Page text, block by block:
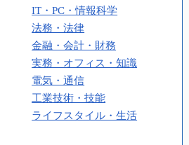
IT・PC・情報科学
法務・法律
金融・会計・財務
実務・オフィス・知識
電気・通信
工業技術・技能
ライフスタイル・生活